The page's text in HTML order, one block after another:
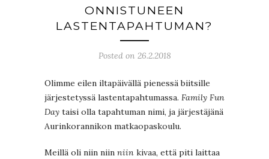
ONNISTUNEEN
LASTENTAPAHTUMAN?
Posted on 26.2.2018
Olimme eilen iltapäivällä pienessä biitsille
järjestetyssä lastentapahtumassa. Family Fun
Day taisi olla tapahtuman nimi, ja järjestäjänä
Aurinkorannikon matkaopaskoulu.
Meillä oli niin niin niin kivaa, että piti laittaa